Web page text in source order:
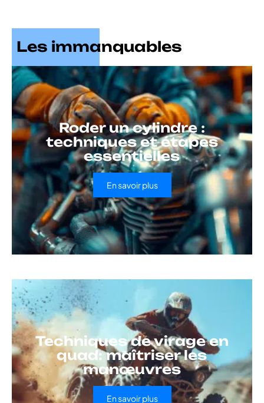
Les immanquables
Roder un cylindre :
techniques et étapes
essentielles
En savoir plus
Techniques de virage en
quad: maîtriser les
manœuvres
En savoir plus